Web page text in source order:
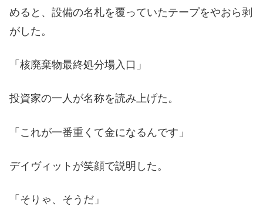
めると、設備の名札を覆っていたテープをやおら剥
がした。
「核廃棄物最終処分場入口」
投資家の一人が名称を読み上げた。
「これが一番重くて金になるんです」
デイヴィットが笑顔で説明した。
「そりゃ、そうだ」